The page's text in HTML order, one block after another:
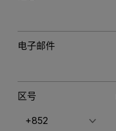
电子邮件
区号